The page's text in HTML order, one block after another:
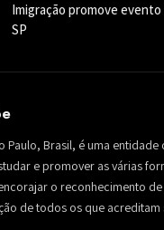
Imigração promove
SP
Paulo, Brasil, é uma
e promover as várias
o reconhecimento de
de todos os que acreditam